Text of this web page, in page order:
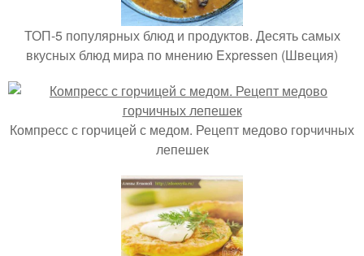
ТОП-5 популярных блюд и продуктов. Десять самых
вкусных блюд мира по мнению Expressen (Швеция)
Компресс с горчицей с медом. Рецепт медово горчичных
лепешек